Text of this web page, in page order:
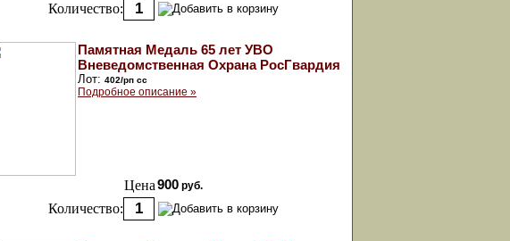
Количество:
Памятная Медаль 65 лет УВО
Вневедомственная Охрана РосГвардия
Лот: 402/рп сс
Подробное описание »
Цена900 руб.
Количество: